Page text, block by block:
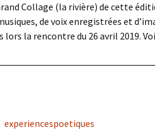
Collage (la rivière) de cette
de voix enregistrées et
la rencontre du 26 avril 2019.
experiencespoetiques